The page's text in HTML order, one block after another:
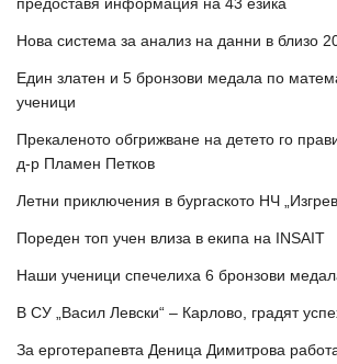
Нова система за анализ на данни в близо
Един златен и 5 бронзови медала по
ученици
Прекаленото обгрижване на детето го
д-р Пламен Петков
Летни приключения в бургаското НЧ
Пореден топ учен влиза в екипа на INSAIT
Наши ученици спечелиха 6 бронзови
В СУ „Васил Левски“ – Карлово, градят
За ерготерапевта Деница Димитрова